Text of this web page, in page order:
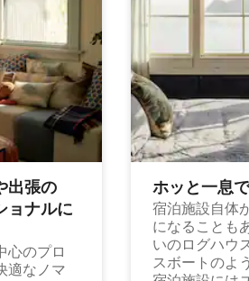
出⁠張⁠の
ョ⁠ナ⁠ル⁠に
心のプロ
適なノマ
ホッと一⁠息⁠
宿泊施設自体
になることも
いのログハウ
スボートのよ